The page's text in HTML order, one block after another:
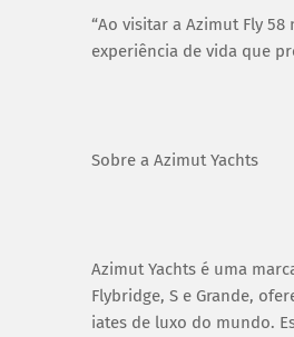
“Ao visitar a Azimut Fly
experiência de vida que
Sobre a Azimut Yachts
Azimut Yachts é uma
Flybridge, S e Grande,
iates de luxo do mundo.